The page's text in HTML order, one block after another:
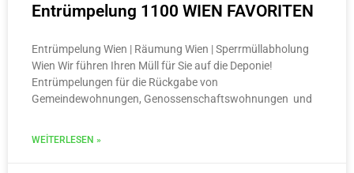
Entrümpelung 1100 WIEN FAVORITEN
Entrümpelung Wien | Räumung Wien | Sperrmüllabholung
Wien Wir führen Ihren Müll für Sie auf die Deponie!
Entrümpelungen für die Rückgabe von
Gemeindewohnungen, Genossenschaftswohnungen und
WEITERLESEN »